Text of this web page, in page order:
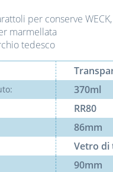
per conserve
marmellata
tedesco
370ml
RR80
86mm
Vetro di
90mm